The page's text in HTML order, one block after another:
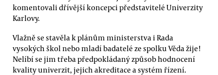
komentovali dřívější koncepci představitelé Univerzity
Karlovy.
Vlažně se stavěla k plánům ministerstva i Rada
vysokých škol nebo mladí badatelé ze spolku Věda žije!
Nelíbí se jim třeba předpokládaný způsob hodnocení
kvality univerzit, jejich akreditace a systém řízení.